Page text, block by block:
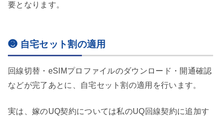
要となります。
❸ 自宅セット割の適用
回線切替・eSIMプロファイルのダウンロード・開通確認
などが完了あとに、自宅セット割の適用を行います。
実は、嫁のUQ契約については私のUQ回線契約に追加す